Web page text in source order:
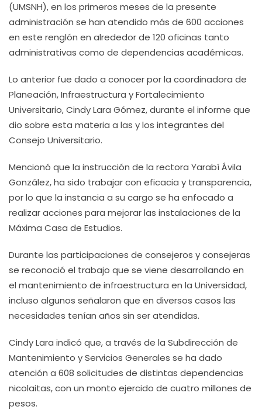
(UMSNH), en los primeros meses de la presente
administración se han atendido más de 600 acciones
en este renglón en alrededor de 120 oficinas tanto
administrativas como de dependencias académicas.
Lo anterior fue dado a conocer por la coordinadora de
Planeación, Infraestructura y Fortalecimiento
Universitario, Cindy Lara Gómez, durante el informe que
dio sobre esta materia a las y los integrantes del
Consejo Universitario.
Mencionó que la instrucción de la rectora Yarabí Ávila
González, ha sido trabajar con eficacia y transparencia,
por lo que la instancia a su cargo se ha enfocado a
realizar acciones para mejorar las instalaciones de la
Máxima Casa de Estudios.
Durante las participaciones de consejeros y consejeras
se reconoció el trabajo que se viene desarrollando en
el mantenimiento de infraestructura en la Universidad,
incluso algunos señalaron que en diversos casos las
necesidades tenían años sin ser atendidas.
Cindy Lara indicó que, a través de la Subdirección de
Mantenimiento y Servicios Generales se ha dado
atención a 608 solicitudes de distintas dependencias
nicolaitas, con un monto ejercido de cuatro millones de
pesos.